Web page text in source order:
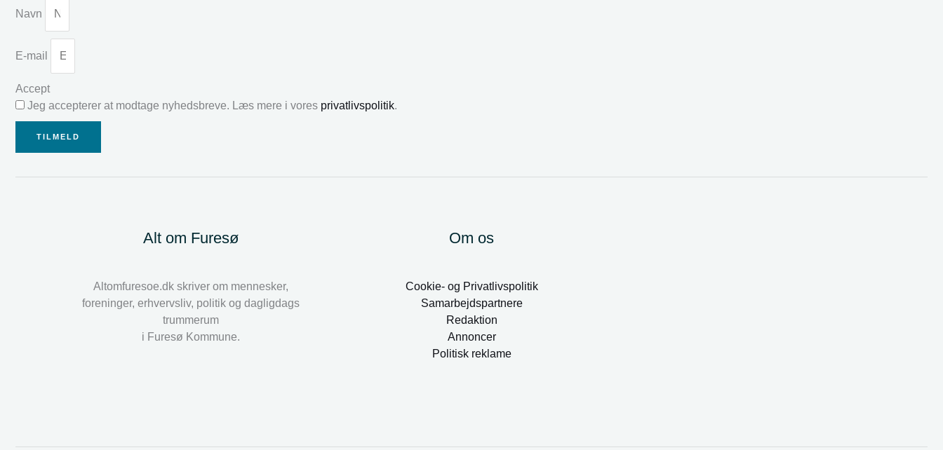
Navn
E-mail
Accept
Jeg accepterer at modtage nyhedsbreve. Læs mere i vores privatlivspolitik.
TILMELD
Alt om Furesø
Altomfuresoe.dk skriver om mennesker,
foreninger, erhvervsliv, politik og dagligdags
trummerum
i Furesø Kommune.
Om os
Cookie- og Privatlivspolitik
Samarbejdspartnere
Redaktion
Annoncer
Politisk reklame